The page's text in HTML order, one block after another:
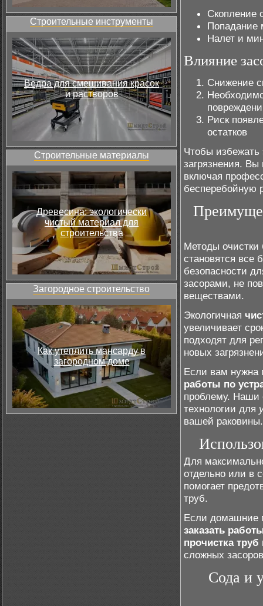
Строительные инструменты
Ведра для смешивания красок
и растворов
Строительные материалы
Древесина: экологически
чистый материал для
строительства
Загородное строительство
Как утеплить мансарду в
загородном доме
Скопление
Попадание
Налет и
Влияние
Снижение
Риск
остатков
Чтобы избежать
загрязнения.
включая
бесперебойную
Методы очистки
становятся все
безопасности
засорами, не
веществами.
Экологичная
увеличивает
подходят для
новых
Если вам нужна
работы по
проблему. Наши
технологии для
вашей раковины.
Для
отдельно или в
помогает
труб.
Если домашние
заказать
прочистка труб
сложных
Сода и